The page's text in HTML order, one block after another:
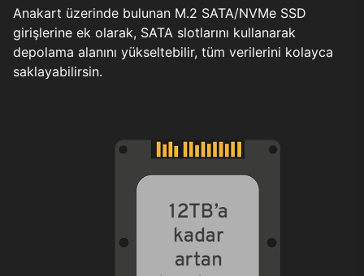
Anakart üzerinde bulunan M.2 SATA/NVMe SSD
girişlerine ek olarak, SATA slotlarını kullanarak
depolama alanını yükseltebilir, tüm verilerini kolayca
saklayabilirsin.